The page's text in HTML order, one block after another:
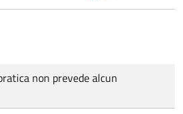
non prevede alcun